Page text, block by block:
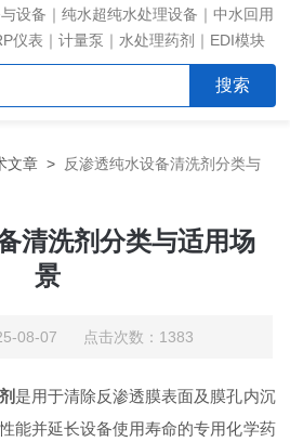
设备｜纯水超纯水处理设备｜中水回用
仪表｜计量泵｜水处理药剂｜EDI模块
文章 > 反渗透纯水设备清洗剂分类与
清洗剂分类与适用场
景
08-07 点击次数：1383
是用于清除反渗透膜表面及膜孔内沉
能并延长设备使用寿命的专用化学药